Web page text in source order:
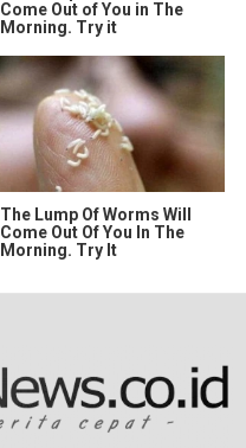
Come Out of You in The
Morning. Try it
The Lump Of Worms Will
Come Out Of You In The
Morning. Try It